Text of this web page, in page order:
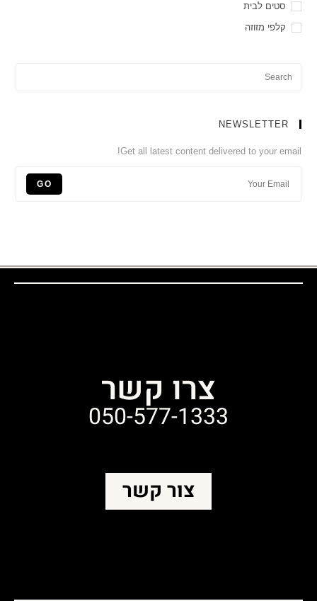
סטים לבית
קלפי מזוזה
NEWSLETTER
Get all latest content delivered to your email!
GO
צרו קשר
050-577-1333
צור קשר